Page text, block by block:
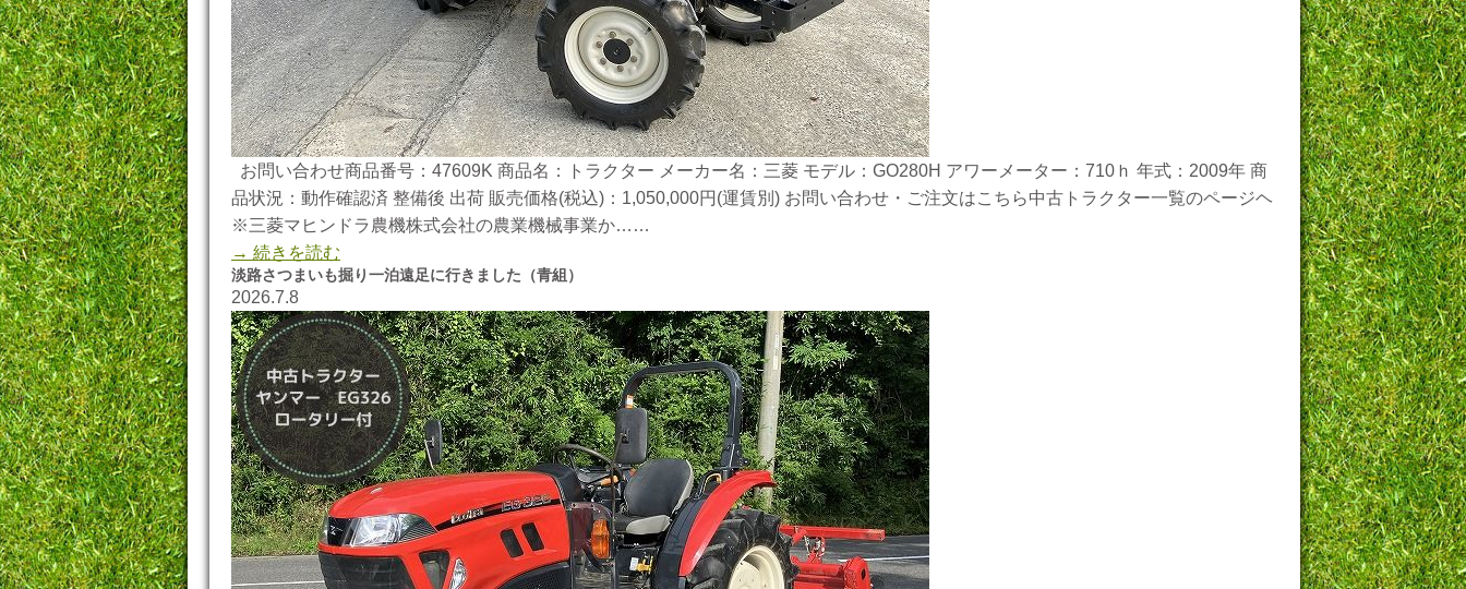
お問い合わせ商品番号：47609K 商品名：トラクター メーカー名：三菱 モデル：GO280H アワーメーター：710ｈ 年式：2009年 商
品状況：動作確認済 整備後 出荷 販売価格(税込)：1,050,000円(運賃別) お問い合わせ・ご注文はこちら中古トラクター一覧のページヘ
※三菱マヒンドラ農機株式会社の農業機械事業か……
→ 続きを読む
淡路さつまいも掘り一泊遠足に行きました（青組）
2026.7.8